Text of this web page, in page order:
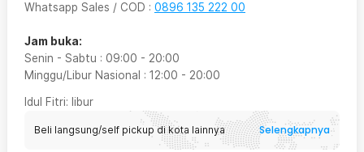
Whatsapp Sales / COD : 0896 135 222 00
Jam buka:
Senin - Sabtu : 09:00 - 20:00
Minggu/Libur Nasional : 12:00 - 20:00
Idul Fitri: libur
Beli langsung/self pickup di kota lainnya Selengkapnya